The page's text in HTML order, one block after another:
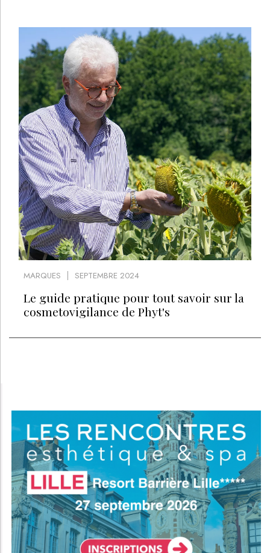
MARQUES SEPTEMBRE 2024
Le guide pratique pour tout savoir sur la
cosmetovigilance de Phyt's